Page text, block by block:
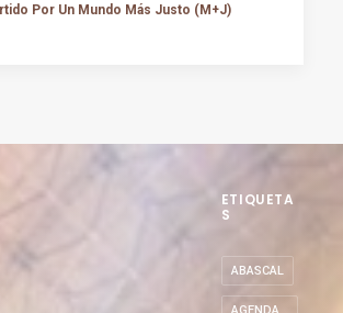
Por Un Mundo Más Justo (M+J)
ETIQUETA
S
ABASCAL